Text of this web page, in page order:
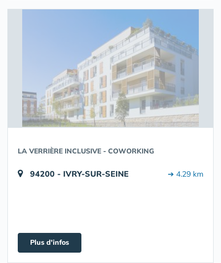
LA VERRIÈRE INCLUSIVE - COWORKING
94200 - IVRY-SUR-SEINE ➔ 4.29 km
Plus d'infos